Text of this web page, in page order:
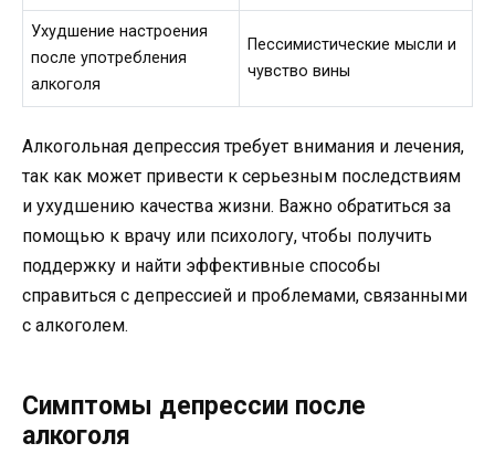
Ухудшение настроения
после употребления
алкоголя
Пессимистические мысли и
чувство вины
Алкогольная депрессия требует внимания и лечения,
так как может привести к серьезным последствиям
и ухудшению качества жизни. Важно обратиться за
помощью к врачу или психологу, чтобы получить
поддержку и найти эффективные способы
справиться с депрессией и проблемами, связанными
с алкоголем.
Симптомы депрессии после
алкоголя